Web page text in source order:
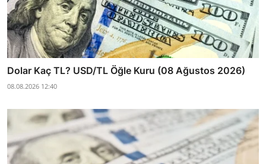
Dolar Kaç TL? USD/TL Öğle Kuru (08 Ağustos 2026)
08.08.2026 12:40